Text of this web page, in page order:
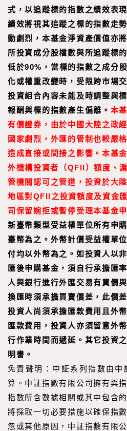
式，以追蹤標的指數之績效表
績效將視其追蹤之標的指數走
動劇烈，本基金淨資產價值亦
所投資成分股檔數與所追蹤標
低於90%，當標的指數之成分
化或權重改變時，受限跨市場
投資組合內容未能及時調整與
報酬與標的指數產生偏離。 本
有價證券，由於中國大陸之政
國家劇烈，外匯的管制也較嚴
造成直接或間接之影響。本基
外機構投資者（QFII）額度、
管機關認可之管道，投資於大
地區對QFII之投資額度及資金
司保留婉拒或暫停受理本基金
新臺幣類型受益權單位所有申
臺幣為之。外幣計價受益權單
付均以外幣為之。如投資人以
匯後申購基金，須自行承擔匯
人與銀行進行外匯交易有買價
換匯時須承擔買賣價差，此價
投資人尚須承擔匯款費用且外
匯款費用，投資人亦須留意外
行作業時間而遞延。其它投資
明書。
免責聲明：中証系列指數由中
算。中証指數有限公司擁有與
指數所含數據相關或其中包含
將採取一切必要措施以確保指
忽或其他原因，中証指數有限